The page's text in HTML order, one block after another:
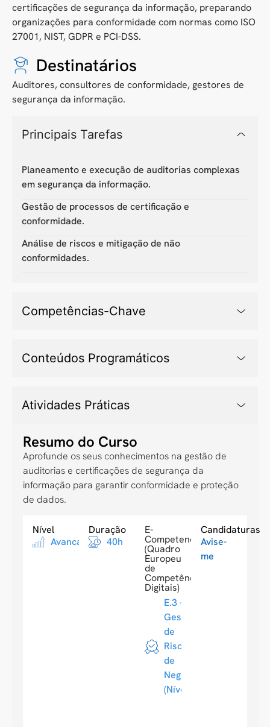
certificações de segurança da informação, preparando
organizações para conformidade com normas como ISO
27001, NIST, GDPR e PCI-DSS.
Destinatários
Auditores, consultores de conformidade, gestores de
segurança da informação.
Principais Tarefas
Planeamento e execução de auditorias complexas
em segurança da informação.
Gestão de processos de certificação e
conformidade.
Análise de riscos e mitigação de não
conformidades.
Competências-Chave
Conteúdos Programáticos
Atividades Práticas
Resumo do Curso
Aprofunde os seus conhecimentos na gestão de
auditorias e certificações de segurança da
informação para garantir conformidade e proteção
de dados.
Nível
Avancado
Duração
40h
E-
Competences
(Quadro
Europeu
de
Competências
Digitais)
E.3 -
Gestão
de
Riscos
de
Negócio
(Nível 4)
Candidaturas
Avise-
me